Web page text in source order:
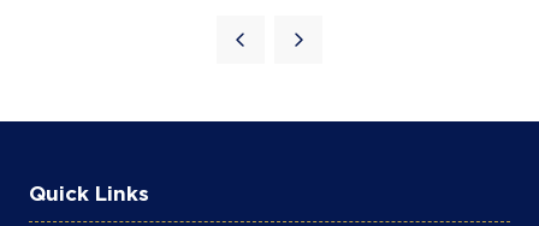
Quick Links